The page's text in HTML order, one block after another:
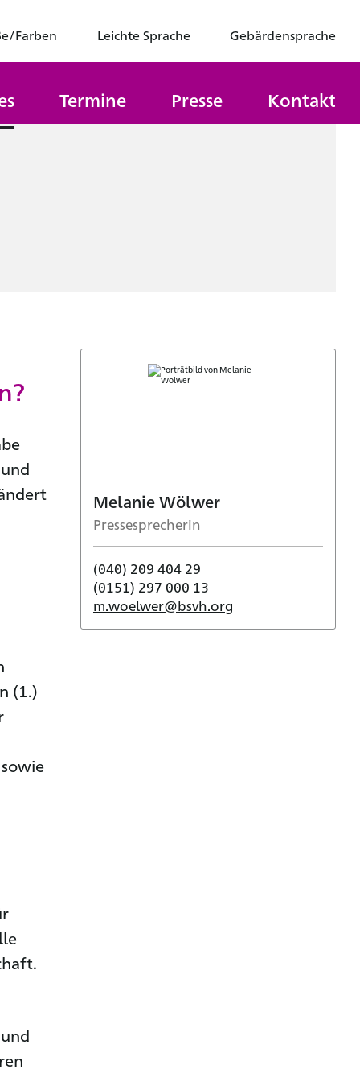
Farben Leichte Sprache Gebärdensprache
Termine Presse Kontakt
(1.)
Melanie Wölwer
Pressesprecherin
(040) 209 404 29
(0151) 297 000 13
m.woelwer@bsvh.org